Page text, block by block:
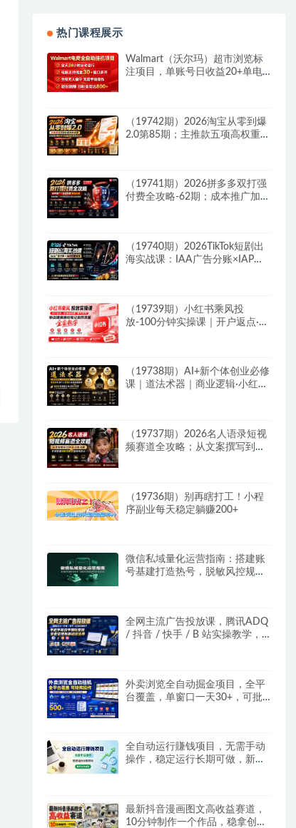
热门课程展示
Walmart（沃尔玛）超市浏览标
注项目，单账号日收益20+单电
（19742期）2026淘宝从零到爆
2.0第85期；主推款五项高权重初
（19741期）2026拼多多双打强
付费全攻略-62期；成本推广加托
（19740期）2026TikTok短剧出
海实战课：IAA广告分账×IAP付
（19739期）小红书乘风投
放-100分钟实操课｜开户返点·标
（19738期）AI+新个体创业必修
课｜道法术器｜商业逻辑·小红书
（19737期）2026名人语录短视
频赛道全攻略；从文案撰写到声
（19736期）别再瞎打工！小程
序副业每天稳定躺赚200+
微信私域量化运营指南：搭建账
号基建打造热号，脱敏风控规避
全网主流广告投放课，腾讯ADQ
/ 抖音 / 快手 / B 站实操教学，
外卖浏览全自动掘金项目，全平
台覆盖，单窗口一天30+，可批
全自动运行賺钱项目，无需手动
操作，稳定运行长期可做，新手
最新抖音漫画图文高收益赛道，
10分钟制作一个作品，稳拿创作